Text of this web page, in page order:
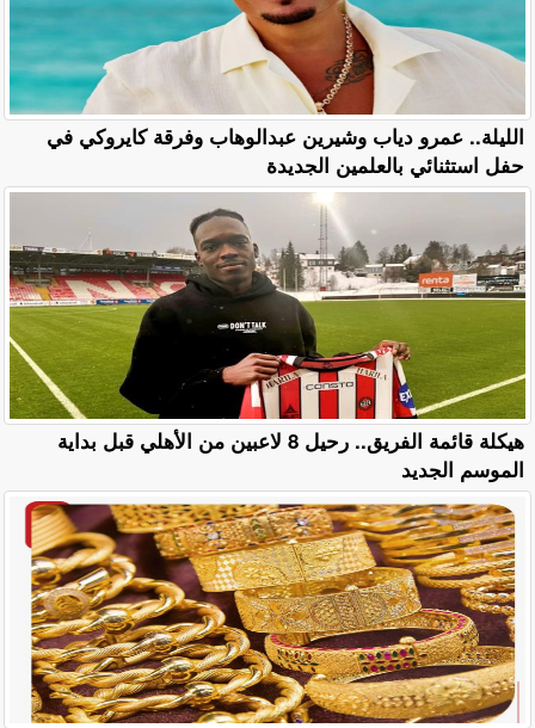
الليلة.. عمرو دياب وشيرين عبدالوهاب وفرقة كايروكي في
حفل استثنائي بالعلمين الجديدة
هيكلة قائمة الفريق.. رحيل 8 لاعبين من الأهلي قبل بداية
الموسم الجديد